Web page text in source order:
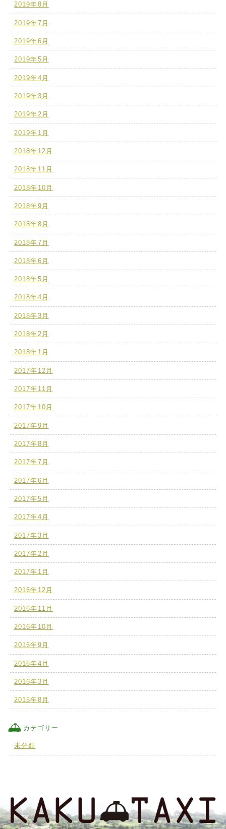
2019年8月
2019年7月
2019年6月
2019年5月
2019年4月
2019年3月
2019年2月
2019年1月
2018年12月
2018年11月
2018年10月
2018年9月
2018年8月
2018年7月
2018年6月
2018年5月
2018年4月
2018年3月
2018年2月
2018年1月
2017年12月
2017年11月
2017年10月
2017年9月
2017年8月
2017年7月
2017年6月
2017年5月
2017年4月
2017年3月
2017年2月
2017年1月
2016年12月
2016年11月
2016年10月
2016年9月
2016年4月
2016年3月
2015年8月
カテゴリー
未分類